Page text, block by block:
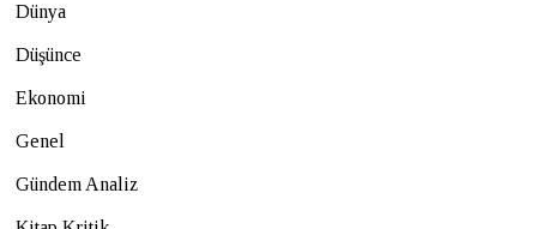
Dünya
Düşünce
Ekonomi
Genel
Gündem Analiz